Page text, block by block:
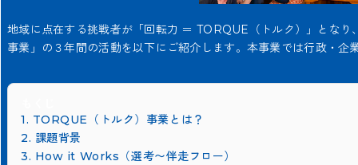
地域に点在する挑戦者が「回転力 ＝ TORQUE（トルク）」となり
事業」の３年間の活動を以下にご紹介します。本事業では行政・
1. TORQUE（トルク）事業とは？
2. 課題背景
3. How it Works（選考〜伴走フロー）